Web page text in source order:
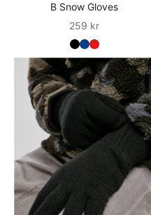
B Snow Gloves
Sale
259 kr